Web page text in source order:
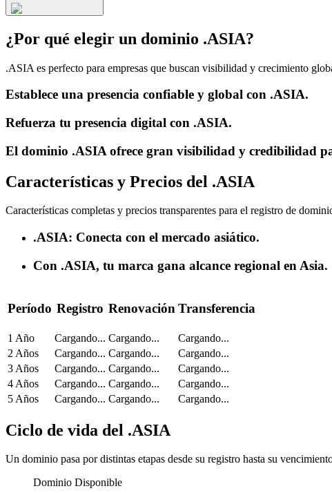
¿Por qué elegir un dominio .ASIA?
.ASIA es perfecto para empresas que buscan visibilidad y crecimiento
Establece una presencia confiable y global con .ASIA.
Refuerza tu presencia digital con .ASIA.
El dominio .ASIA ofrece gran visibilidad y credibilidad
Características y Precios del .ASIA
Características completas y precios transparentes para el registro de
.ASIA: Conecta con el mercado asiático.
Con .ASIA, tu marca gana alcance regional en Asia.
Período Registro RenovaciónTransferencia
1 Año Cargando... Cargando...
Cargando...
2 Años
Cargando... Cargando...
Cargando...
3 Años
Cargando... Cargando...
Cargando...
4 Años
Cargando... Cargando...
Cargando...
5 Años
Cargando... Cargando... Cargando...
Ciclo de vida del .ASIA
Un dominio pasa por distintas etapas desde su registro hasta su
Dominio Disponible